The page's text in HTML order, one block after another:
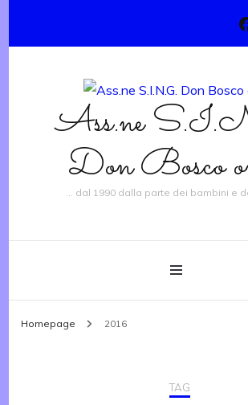
Ass.ne
Don Bosco
… dal 1990 dalla parte dei bambini e
Homepage 2016
TAG